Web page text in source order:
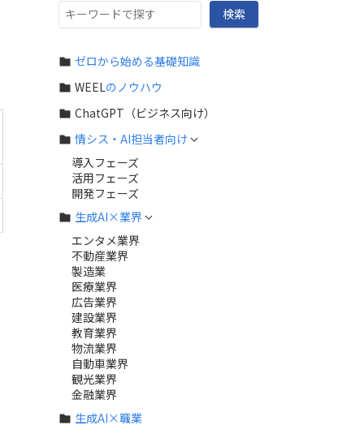
検
索
検索
ゼロから始める基礎知識
WEELのノウハウ
ChatGPT（ビジネス向け）
情シス・AI担当者向け
導入フェーズ
活用フェーズ
開発フェーズ
生成AI×業界
エンタメ業界
不動産業界
製造業
医療業界
広告業界
建設業界
教育業界
物流業界
自動車業界
観光業界
金融業界
生成AI×職業